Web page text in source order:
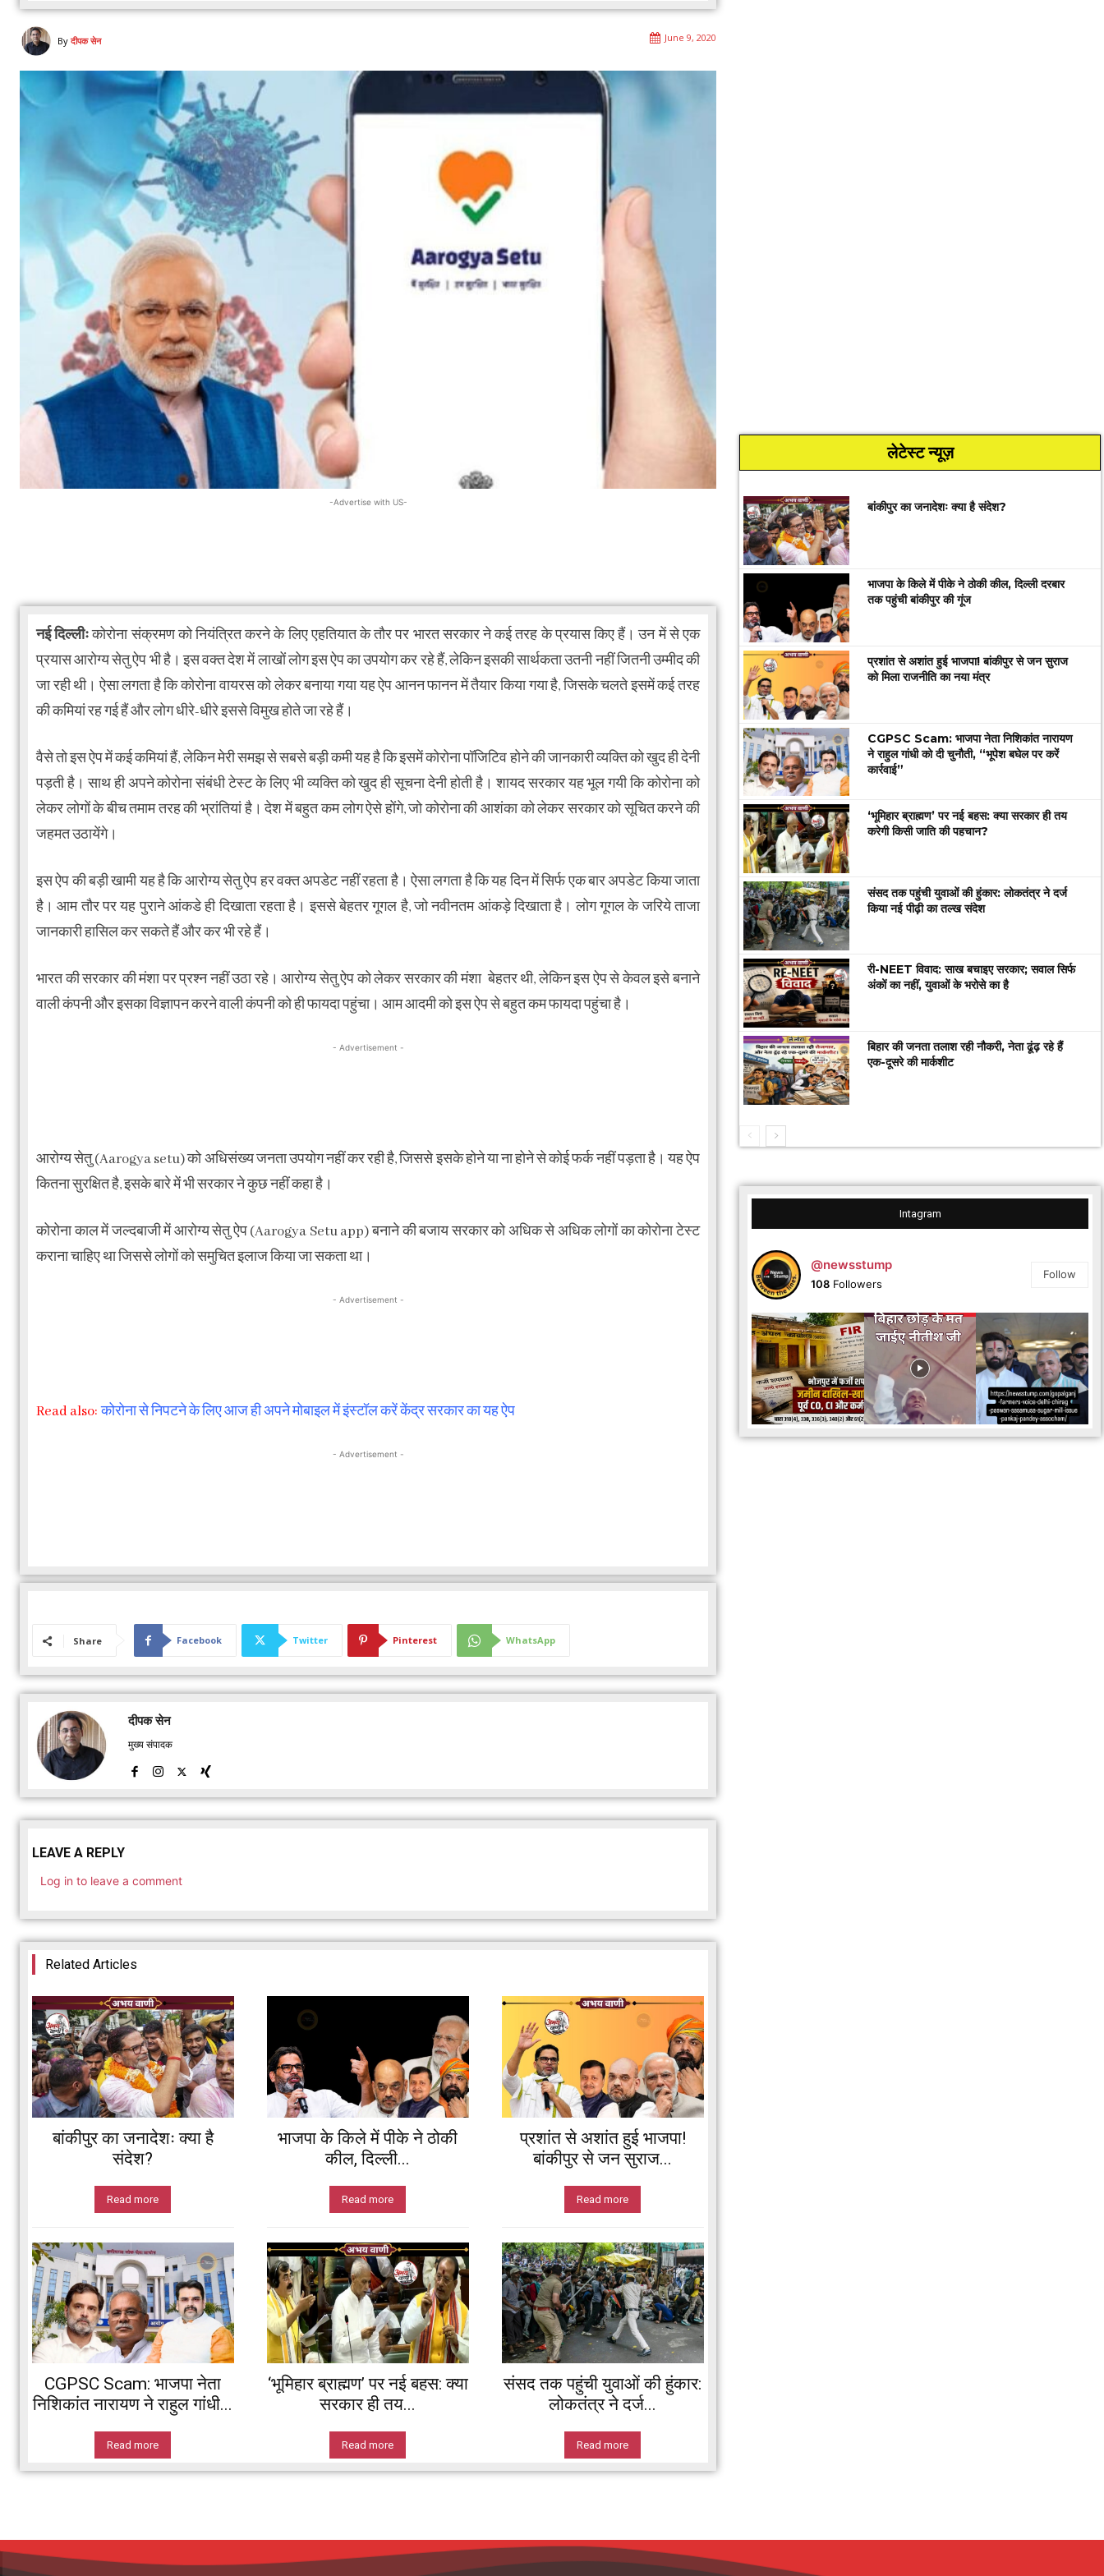
By दीपक सेन June 9, 2020
-Advertise with US-
नई दिल्लीःकोरोना संक्रमण को नियंत्रित करने के लिए एहतियात के तौर पर भारत सरकार ने कई तरह के प्रयास किए हैं। उन में से एक
प्रयास आरोग्य सेतु ऐप भी है। इस वक्त देश में लाखों लोग इस ऐप का उपयोग कर रहे हैं, लेकिन इसकी सार्थकता उतनी नहीं जितनी उम्मीद की
जा रही थी। ऐसा लगता है कि कोरोना वायरस को लेकर बनाया गया यह ऐप आनन फानन में तैयार किया गया है, जिसके चलते इसमें कई तरह
की कमियां रह गई हैं और लोग धीरे-धीरे इससे विमुख होते जा रहे हैं।
वैसे तो इस ऐप में कई कमियां हैं, लेकिन मेरी समझ से सबसे बड़ी कमी यह है कि इसमें कोरोना पॉजिटिव होने की जानकारी व्यक्ति को खुद ही देनी
पड़ती है। साथ ही अपने कोरोना संबंधी टेस्ट के लिए भी व्यक्ति को खुद ही सूचना देनी होती है। शायद सरकार यह भूल गयी कि कोरोना को
लेकर लोगों के बीच तमाम तरह की भ्रांतियां है। देश में बहुत कम लोग ऐसे होंगे, जो कोरोना की आशंका को लेकर सरकार को सूचित करने की
जहमत उठायेंगे।
इस ऐप की बड़ी खामी यह है कि आरोग्य सेतु ऐप हर वक्त अपडेट नहीं रहता है। ऐसा लगता है कि यह दिन में सिर्फ एक बार अपडेट किया जाता
है। आम तौर पर यह पुराने आंकडे ही दिखाता रहता है। इससे बेहतर गूगल है, जो नवीनतम आंकड़े दिखाता है। लोग गूगल के जरिये ताजा
जानकारी हासिल कर सकते हैं और कर भी रहे हैं।
भारत की सरकार की मंशा पर प्रश्न नहीं उठा रहे। आरोग्य सेतु ऐप को लेकर सरकार की मंशा बेहतर थी, लेकिन इस ऐप से केवल इसे बनाने
वाली कंपनी और इसका विज्ञापन करने वाली कंपनी को ही फायदा पहुंचा। आम आदमी को इस ऐप से बहुत कम फायदा पहुंचा है।
- Advertisement -
आरोग्य सेतु (Aarogya setu) को अधिसंख्य जनता उपयोग नहीं कर रही है, जिससे इसके होने या ना होने से कोई फर्क नहीं पड़ता है। यह ऐप
कितना सुरक्षित है, इसके बारे में भी सरकार ने कुछ नहीं कहा है।
कोरोना काल में जल्दबाजी में आरोग्य सेतु ऐप (Aarogya Setu app) बनाने की बजाय सरकार को अधिक से अधिक लोगों का कोरोना टेस्ट
कराना चाहिए था जिससे लोगों को समुचित इलाज किया जा सकता था।
- Advertisement -
Read also:कोरोना से निपटने के लिए आज ही अपने मोबाइल में इंस्टॉल करें केंद्र सरकार का यह ऐप
- Advertisement -
Share Facebook Twitter Pinterest WhatsApp
दीपक सेन
मुख्य संपादक
LEAVE A REPLY
Log in to leave a comment
Related Articles
बांकीपुर का जनादेशः क्या है
संदेश?
Read more
भाजपा के किले में पीके ने ठोकी
कील, दिल्ली...
Read more
प्रशांत से अशांत हुई भाजपा!
बांकीपुर से जन सुराज...
Read more
CGPSC Scam: भाजपा नेता
निशिकांत नारायण ने राहुल गांधी...
Read more
‘भूमिहार ब्राह्मण’ पर नई बहस: क्या
सरकार ही तय...
Read more
संसद तक पहुंची युवाओं की हुंकार:
लोकतंत्र ने दर्ज...
Read more
लेटेस्ट न्यूज़
बांकीपुर का जनादेशः क्या है संदेश?
भाजपा के किले में पीके ने ठोकी कील, दिल्ली दरबार
तक पहुंची बांकीपुर की गूंज
प्रशांत से अशांत हुई भाजपा! बांकीपुर से जन सुराज
को मिला राजनीति का नया मंत्र
CGPSC Scam: भाजपा नेता निशिकांत नारायण
ने राहुल गांधी को दी चुनौती, “भूपेश बघेल पर करें
कार्रवाई”
‘भूमिहार ब्राह्मण’ पर नई बहस: क्या सरकार ही तय
करेगी किसी जाति की पहचान?
संसद तक पहुंची युवाओं की हुंकार: लोकतंत्र ने दर्ज
किया नई पीढ़ी का तल्ख संदेश
री-NEET विवाद: साख बचाइए सरकार; सवाल सिर्फ
अंकों का नहीं, युवाओं के भरोसे का है
बिहार की जनता तलाश रही नौकरी, नेता ढूंढ़ रहे हैं
एक-दूसरे की मार्कशीट
Intagram
@newsstump
108 Followers
Follow